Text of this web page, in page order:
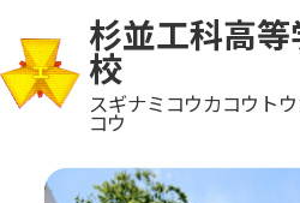
杉並工科高等
校
スギナミコウカコウト
コウ